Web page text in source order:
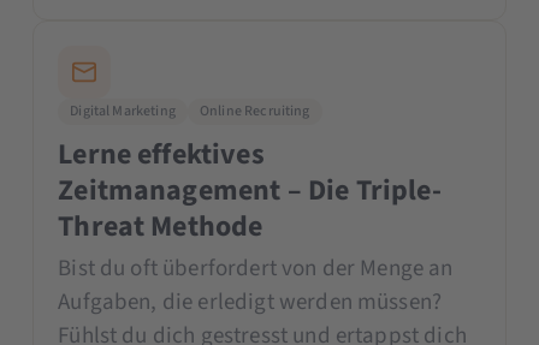
Digital Marketing Online Recruiting
Lerne effektives
Zeitmanagement – Die Triple-
Threat Methode
Bist du oft überfordert von der Menge an
Aufgaben, die erledigt werden müssen?
Fühlst du dich gestresst und ertappst dich